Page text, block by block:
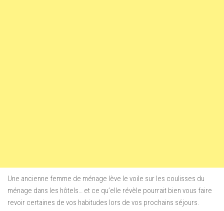
Une ancienne femme de ménage lève le voile sur les coulisses du
ménage dans les hôtels… et ce qu’elle révèle pourrait bien vous faire
revoir certaines de vos habitudes lors de vos prochains séjours.